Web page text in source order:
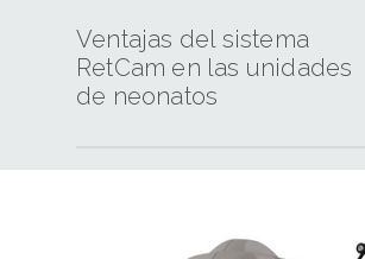
Ventajas del sistema
RetCam en las unidades
de neonatos